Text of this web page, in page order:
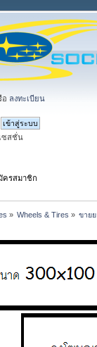
อ ลงทะเบียน
ซสชั่น
ครสมาชิก
» Wheels & Tires » ขาย